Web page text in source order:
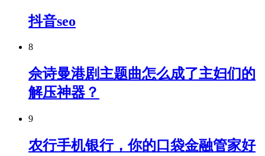
抖音seo
8
佘诗曼港剧主题曲怎么成了主妇们的
解压神器？
9
农行手机银行，你的口袋金融管家好